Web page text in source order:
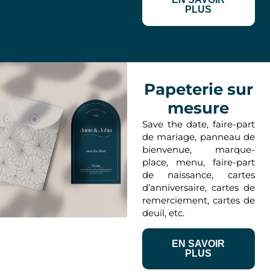
PLUS
Papeterie sur
mesure
Save the date, faire-part
de mariage, panneau de
bienvenue, marque-
place, menu, faire-part
de naissance, cartes
d’anniversaire, cartes de
remerciement, cartes de
deuil, etc.
EN SAVOIR
PLUS